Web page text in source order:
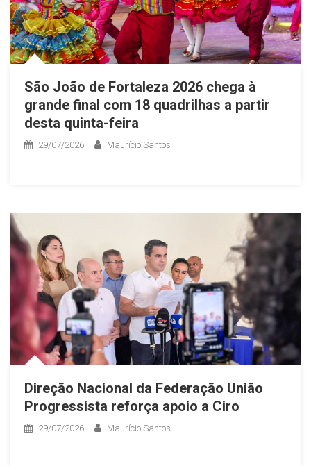
São João de Fortaleza 2026 chega à
grande final com 18 quadrilhas a partir
desta quinta-feira
29/07/2026 Maurício Santos
Direção Nacional da Federação União
Progressista reforça apoio a Ciro
29/07/2026 Maurício Santos